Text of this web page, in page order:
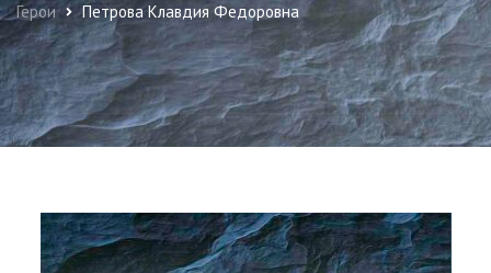
Герои Петрова Клавдия Федоровна